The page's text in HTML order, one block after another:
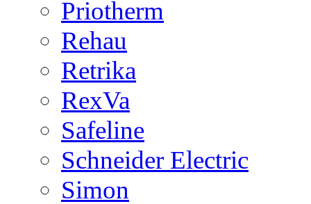
Priotherm
Rehau
Retrika
RexVa
Safeline
Schneider Electric
Simon